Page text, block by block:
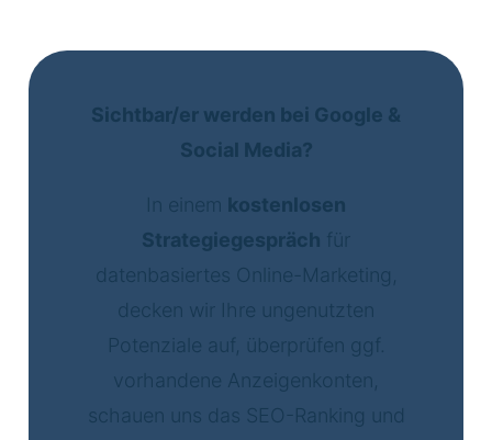
Sichtbar/er werden bei Google &
Social Media?
In einem kostenlosen
Strategiegespräch für
datenbasiertes Online-Marketing,
decken wir Ihre ungenutzten
Potenziale auf, überprüfen ggf.
vorhandene Anzeigenkonten,
schauen uns das SEO-Ranking und